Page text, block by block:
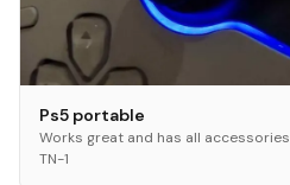
Ps5 portable
Works great and has all accessories
TN-1